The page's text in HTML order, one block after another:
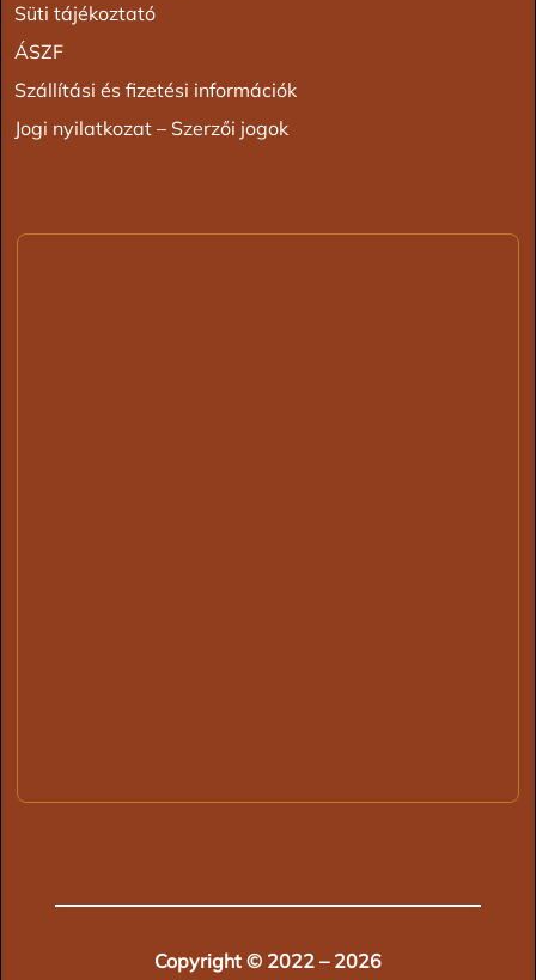
Süti tájékoztató
ÁSZF
Szállítási és fizetési információk
Jogi nyilatkozat – Szerzői jogok
Copyright © 2022 – 2026